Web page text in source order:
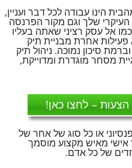
הינו עבודה לכל דבר ועניין,
שלך וגם מקור הפרנסה
אל עסק רציני שאתה בעליו
פעילות אחרת מבניית תיק
סיכון נמוכה. ניהול תיק
מסחר מוגדרת ומדוייקת,
– לחצו כאן!
או כל סוג של אחר של
אישי מאיש מקצוע מוסמך
של כל אדם.